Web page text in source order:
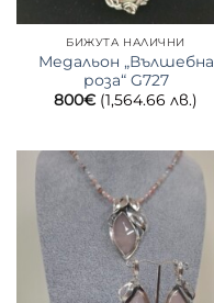
БИЖУТА НАЛИЧНИ
Медальон „Вълшебна
роза“ G727
800€ (1,564.66 лв.)